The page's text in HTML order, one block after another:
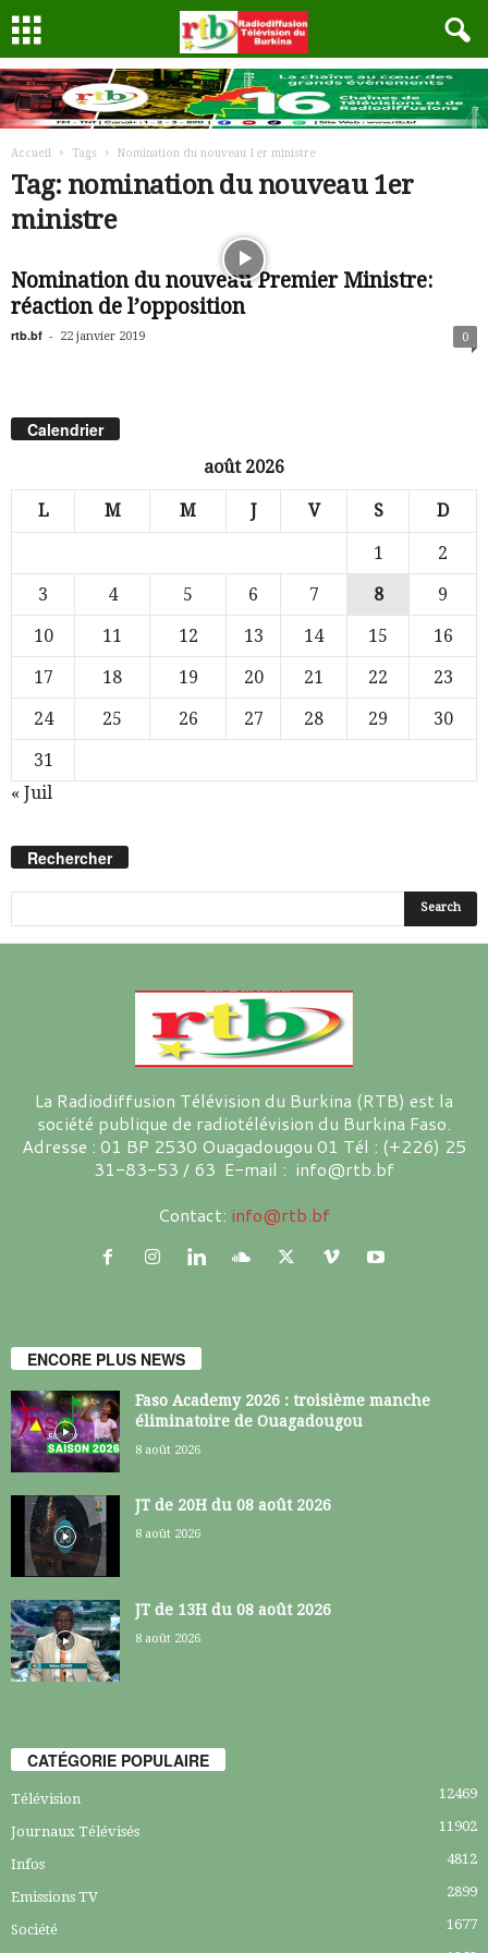
Accueil Tags Nomination du nouveau 1er ministre
Tag: nomination du nouveau 1er
ministre
Nomination du nouveau Premier Ministre:
réaction de l’opposition
rtb.bf - 22 janvier 2019 0
Calendrier
août 2026
L M M J V S D
1
2
3
4 5 6 7 8
9
10
11 12 13 14 15
16
17
18 19 20 21 22
23
24
25 26 27 28 29
30
31
« Juil
Rechercher
La Radiodiffusion Télévision du Burkina (RTB) est la
société publique de radiotélévision du Burkina Faso.
Adresse : 01 BP 2530 Ouagadougou 01 Tél : (+226) 25
31-83-53 / 63 E-mail : info@rtb.bf
Contact: info@rtb.bf
ENCORE PLUS NEWS
Faso Academy 2026 : troisième manche
éliminatoire de Ouagadougou
8 août 2026
JT de 20H du 08 août 2026
8 août 2026
JT de 13H du 08 août 2026
8 août 2026
CATÉGORIE POPULAIRE
Télévision 12469
Journaux Télévisés 11902
Infos 4812
Emissions TV 2899
Société
1677